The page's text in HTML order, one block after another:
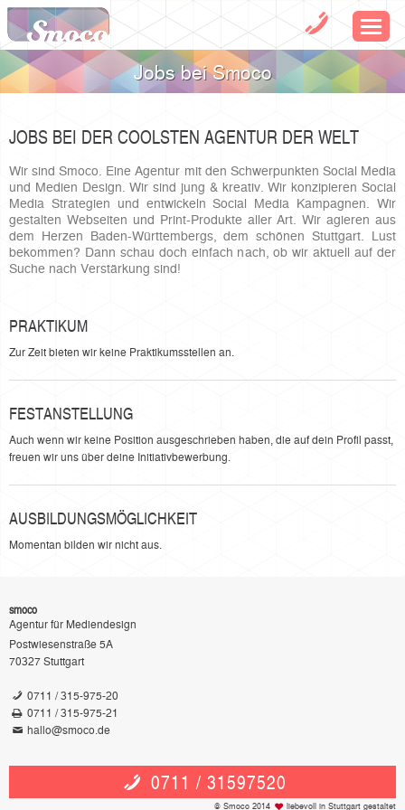
Jobs bei Smoco
JOBS BEI DER COOLSTEN AGENTUR DER WELT
Wir sind Smoco. Eine Agentur mit den Schwerpunkten Social Media
und Medien Design. Wir sind jung & kreativ. Wir konzipieren Social
Media Strategien und entwickeln Social Media Kampagnen. Wir
gestalten Webseiten und Print-Produkte aller Art. Wir agieren aus
dem Herzen Baden-Württembergs, dem schönen Stuttgart. Lust
bekommen? Dann schau doch einfach nach, ob wir aktuell auf der
Suche nach Verstärkung sind!
PRAKTIKUM
Zur Zeit bieten wir keine Praktikumsstellen an.
FESTANSTELLUNG
Auch wenn wir keine Position ausgeschrieben haben, die auf dein Profil passt,
freuen wir uns über deine Initiativbewerbung.
AUSBILDUNGSMÖGLICHKEIT
Momentan bilden wir nicht aus.
smoco
Agentur für Mediendesign
Postwiesenstraße 5A
70327Stuttgart
0711 / 315-975-20
0711 / 315-975-21
hallo@smoco.de
0711 / 31597520
© Smoco 2014 liebevoll in Stuttgart gestaltet